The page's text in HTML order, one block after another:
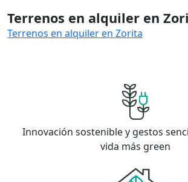
Terrenos en alquiler en
Terrenos en alquiler en Zorita
Innovación sostenible y gestos
vida más green